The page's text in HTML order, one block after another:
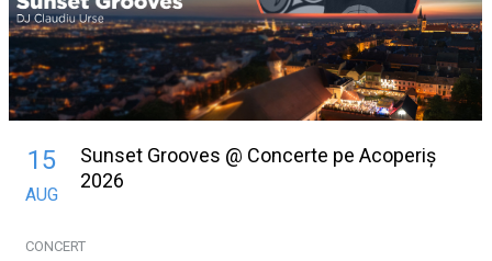
15
AUG
Sunset Grooves @ Concerte pe Acoperiș
2026
CONCERT